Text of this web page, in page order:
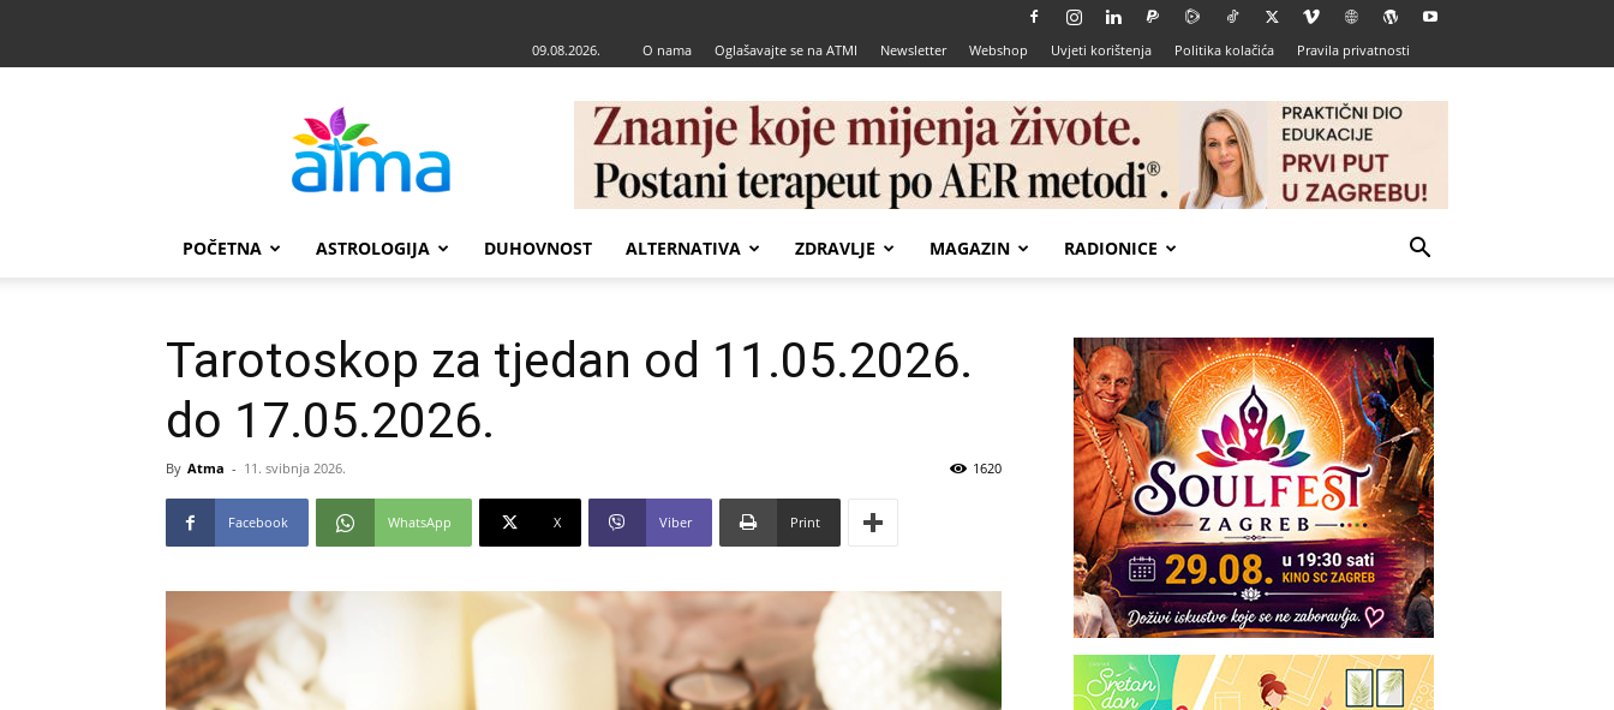
09.08.2026. O nama Oglašavajte se na ATMI Newsletter Webshop Uvjeti korištenja Politika kolačića Pravila privatnosti
POČETNA ASTROLOGIJA DUHOVNOST ALTERNATIVA ZDRAVLJE MAGAZIN RADIONICE
Tarotoskop za tjedan od 11.05.2026.
do 17.05.2026.
By Atma - 11. svibnja 2026. 1620
Facebook WhatsApp X Viber Print